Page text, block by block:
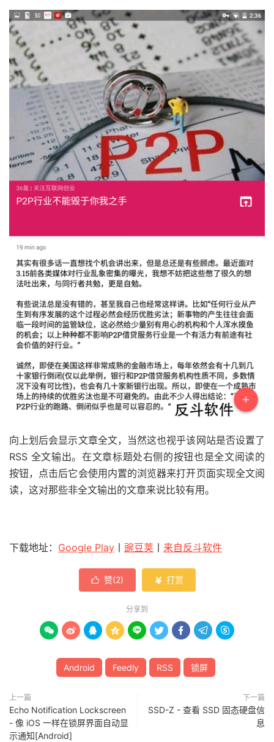
向上划后会显示文章全文，当然这也视乎该网站是否设置了
RSS 全文输出。在文章标题处右侧的按钮也是全文阅读的
按钮，点击后它会使用内置的浏览器来打开页面实现全文阅
读，这对那些非全文输出的文章来说比较有用。
下载地址： Google Play 豌豆荚 来自反斗软件
 赞(2)  打赏
分享到
        
Android Feedly RSS 锁屏
上一篇
Echo Notification Lockscreen
- 像 iOS 一样在锁屏界面自动显
示通知[Android]
下一篇
SSD-Z - 查看 SSD 固态硬盘信
息